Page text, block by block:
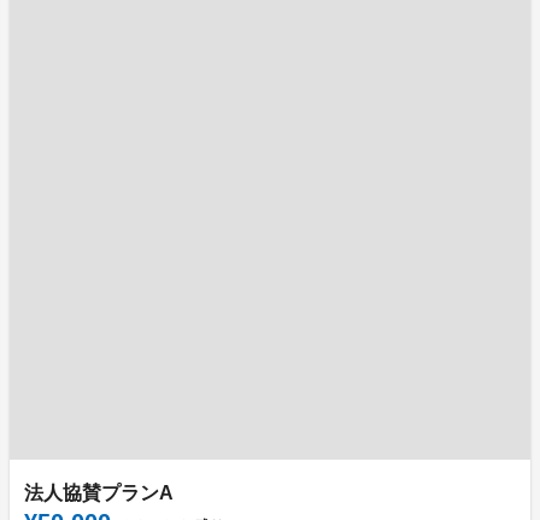
法人協賛プランA